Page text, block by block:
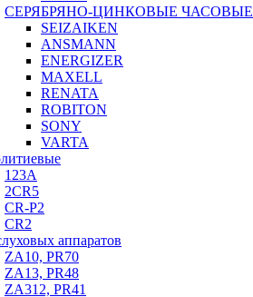
СЕРЯБРЯНО-ЦИНКОВЫЕ ЧАСОВЫЕ
SEIZAIKEN
ANSMANN
ENERGIZER
MAXELL
RENATA
ROBITON
SONY
VARTA
123A
2CR5
CR-P2
CR2
аппаратов
ZA10, PR70
ZA13, PR48
ZA312, PR41